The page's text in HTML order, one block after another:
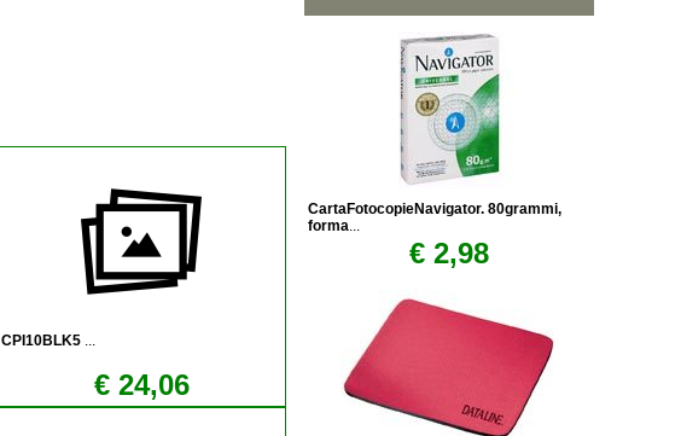
CPI10BLK5 ...
€ 24,06
CartaFotocopieNavigator. 80grammi,
forma...
€ 2,98